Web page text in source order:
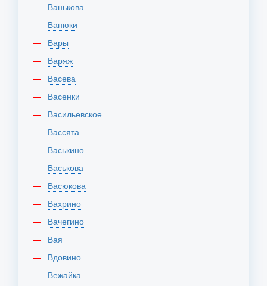
Ванькова
Ванюки
Вары
Варяж
Васева
Васенки
Васильевское
Вассята
Васькино
Васькова
Васюкова
Вахрино
Вачегино
Вая
Вдовино
Вежайка